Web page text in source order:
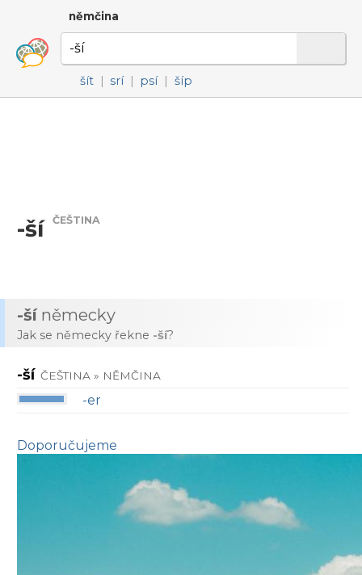
němčina
šít | srí | psí | šíp
-ší ČEŠTINA
-šíněmecky
Jak se německy řekne -ší?
-ší ČEŠTINA » NĚMČINA
-er
Doporučujeme